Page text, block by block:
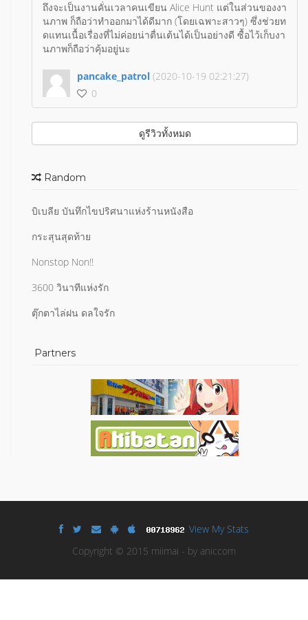
ถึงจะเป็นงานคั่นเวลาคนเขียน Alice Hunt แต่ในส่วนของงา
นภาพ ก็ถือว่าทำออกมาได้ดีมาก (โดยเฉพาะสาวๆ) ซึ่งช่วยท
ดแทนเนื้อเรื่องที่ไม่ค่อยน่าตื่นเต้นได้เป็นอย่างดี ซื้อไว้เก็บงา
นภาพก็ถือว่าคุ้มอยู่นะ
pancake_patrol (2020-10-19 02:21:27)
0
ดูรีวิวทั้งหมด
Random
บิเบลีย บันทึกไขปริศนาแห่งร้านหนังสือ
กระสุนสุดท้าย
Nonstop Non!!
3600 วินาทีแห่งรัก
ตุ๊กตาไล่ฝน ดลใจรัก
Partners
View My Stats
Copyright © 2015 miimai - by aniccom